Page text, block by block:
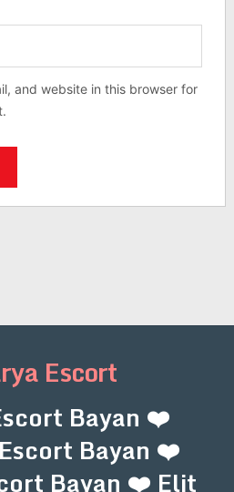
and website in this browser for
Escort
Bayan ❤️
Bayan ❤️
Bayan ❤️ Elit